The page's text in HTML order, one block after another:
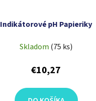
Indikátorové pH Papieriky
Skladom (75 ks)
€10,27